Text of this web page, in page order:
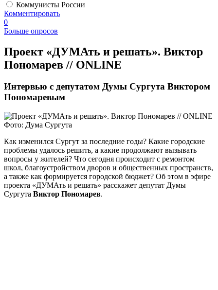
Коммунисты России
Комментировать
0
Больше опросов
Проект «ДУМАть и решать». Виктор
Пономарев // ONLINE
Интервью с депутатом Думы Сургута Виктором
Пономаревым
Фото: Дума Сургута
Как изменился Сургут за последние годы? Какие городские
проблемы удалось решить, а какие продолжают вызывать
вопросы у жителей? Что сегодня происходит с ремонтом
школ, благоустройством дворов и общественных пространств,
а также как формируется городской бюджет? Об этом в эфире
проекта «ДУМАть и решать» расскажет депутат Думы
Сургута Виктор Пономарев.